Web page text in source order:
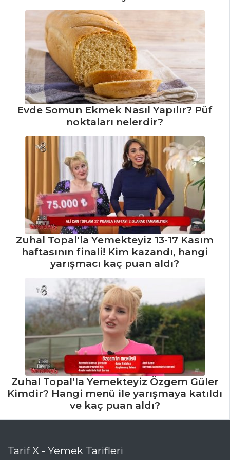
Tarifi, Nasıl Yapılır?
Masterchef Tüm
Tarifleri
Evde Somun Ekmek Nasıl Yapılır? Püf
noktaları nelerdir?
Zuhal Topal'la Yemekteyiz 13-17 Kasım
haftasının finali! Kim kazandı, hangi
yarışmacı kaç puan aldı?
Zuhal Topal'la Yemekteyiz Özgem Güler
Kimdir? Hangi menü ile yarışmaya katıldı
ve kaç puan aldı?
Tarif X - Yemek Tarifleri